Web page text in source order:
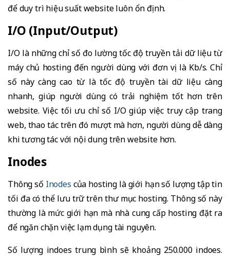
để duy trì hiệu suất website luôn ổn định.
I/O (Input/Output)
I/O là những chỉ số đo lường tốc độ truyền tải dữ liệu từ
máy chủ hosting đến người dùng với đơn vị là Kb/s. Chỉ
số này càng cao từ là tốc độ truyền tài dữ liệu càng
nhanh, giúp người dùng có trải nghiệm tốt hơn trên
website. Việc tối ưu chỉ số I/O giúp việc truy cập trang
web, thao tác trên đó mượt mà hơn, người dùng dễ dàng
khi tương tác với nội dung trên website hơn.
Inodes
Thông số Inodes của hosting là giới hạn số lượng tập tin
tối đa có thể lưu trữ trên thư mục hosting. Thông số này
thường là mức giới hạn mà nhà cung cấp hosting đặt ra
để ngăn chặn việc lạm dụng tài nguyên.
Số lượng indoes trung bình sẽ khoảng 250.000 indoes.